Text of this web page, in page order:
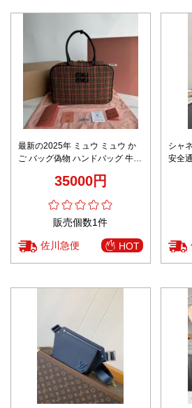
最新の2025年 ミュウ ミュウ か
ご バッグ偽物 ハンドバッグ 牛革
35000円
販売個数1件
佐川急便 HOT
シャ
安全